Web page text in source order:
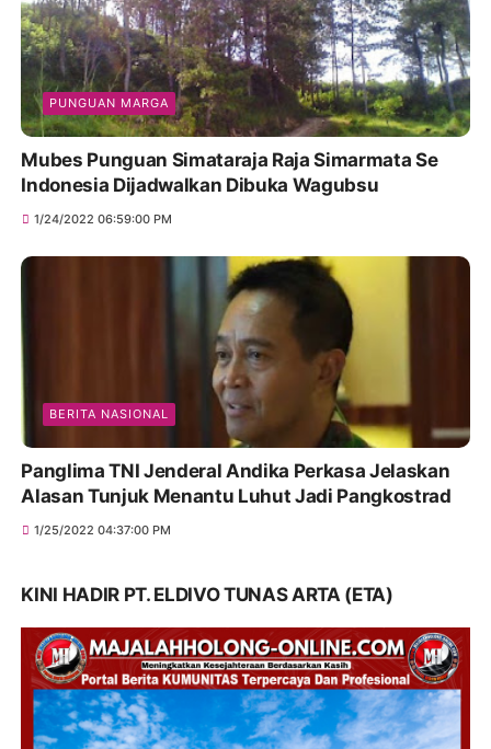
PUNGUAN MARGA
Mubes Punguan Simataraja Raja Simarmata Se
Indonesia Dijadwalkan Dibuka Wagubsu
1/24/2022 06:59:00 PM
BERITA NASIONAL
Panglima TNI Jenderal Andika Perkasa Jelaskan
Alasan Tunjuk Menantu Luhut Jadi Pangkostrad
1/25/2022 04:37:00 PM
KINI HADIR PT. ELDIVO TUNAS ARTA (ETA)